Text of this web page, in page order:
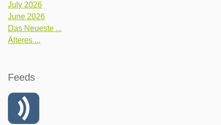
July 2026
June 2026
Das Neueste ...
Älteres ...
Feeds